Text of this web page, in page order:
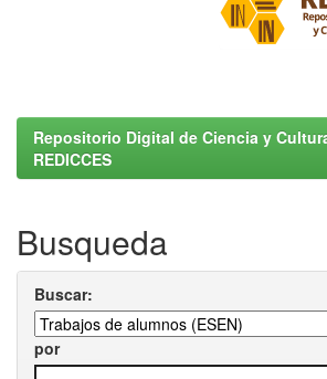
Repositorio Digital de Ciencia y
REDICCES
Busqueda
Buscar:
por